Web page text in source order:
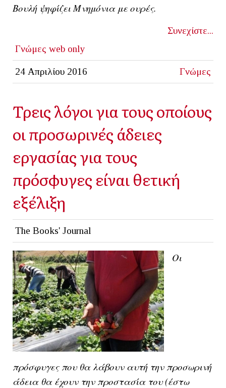
Βουλή ψηφίζει Μνημόνια με ουρές.
Συνεχίστε...
Γνώμες web only
24 Απριλίου 2016 Γνώμες
Τρεις λόγοι για τους οποίους
οι προσωρινές άδειες
εργασίας για τους
πρόσφυγες είναι θετική
εξέλιξη
The Books' Journal
Οι
πρόσφυγες που θα λάβουν αυτή την προσωρινή
άδεια θα έχουν την προστασία του (έστω